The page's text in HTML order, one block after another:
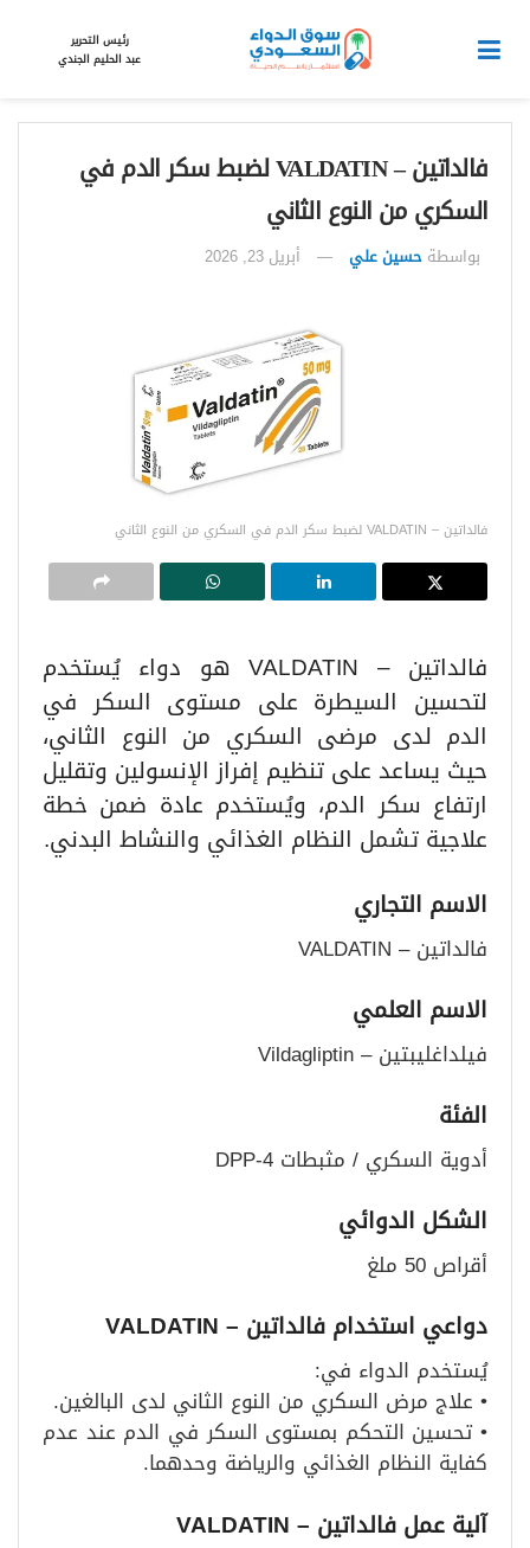
رئيس التحرير
عبد الحليم الجندي
فالداتين – VALDATIN لضبط سكر الدم في
السكري من النوع الثاني
بواسطة حسين علي أبريل 23, 2026
فالداتين – VALDATIN لضبط سكر الدم في السكري من النوع الثاني
فالداتين – VALDATIN هو دواء يُستخدم
لتحسين السيطرة على مستوى السكر في
الدم لدى مرضى السكري من النوع الثاني،
حيث يساعد على تنظيم إفراز الإنسولين وتقليل
ارتفاع سكر الدم، ويُستخدم عادة ضمن خطة
علاجية تشمل النظام الغذائي والنشاط البدني.
الاسم التجاري
فالداتين – VALDATIN
الاسم العلمي
فيلداغليبتين – Vildagliptin
الفئة
أدوية السكري / مثبطات DPP-4
الشكل الدوائي
أقراص 50 ملغ
دواعي استخدام فالداتين – VALDATIN
يُستخدم الدواء في:
• علاج مرض السكري من النوع الثاني لدى البالغين.
• تحسين التحكم بمستوى السكر في الدم عند عدم
كفاية النظام الغذائي والرياضة وحدهما.
آلية عمل فالداتين – VALDATIN